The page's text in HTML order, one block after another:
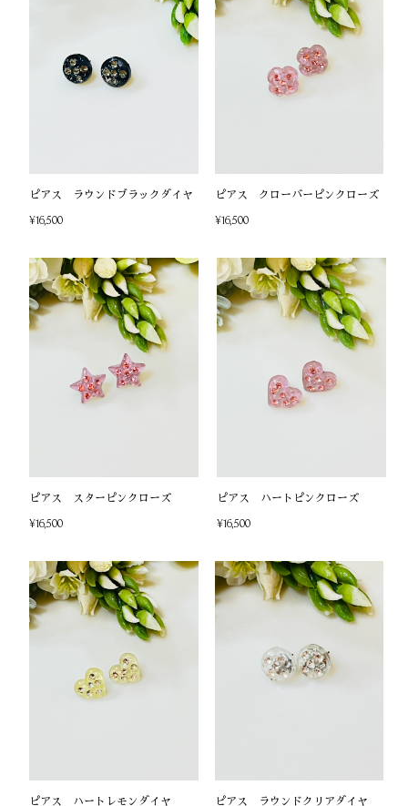
ピアス ラウンドブラックダイヤ
¥16,500
ピアス クローバーピンクローズ
¥16,500
ピアス スターピンクローズ
¥16,500
ピアス ハートピンクローズ
¥16,500
ピアス ハートレモンダイヤ ピアス ラウンドクリアダイヤ